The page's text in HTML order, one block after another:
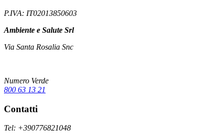
P.IVA: IT02013850603
Ambiente e Salute Srl
Via Santa Rosalia Snc
Numero Verde
800 63 13 21
Contatti
Tel: +390776821048